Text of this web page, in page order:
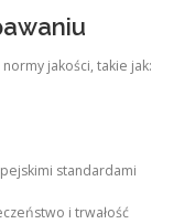
jakości, takie jak:
standardami
i trwałość